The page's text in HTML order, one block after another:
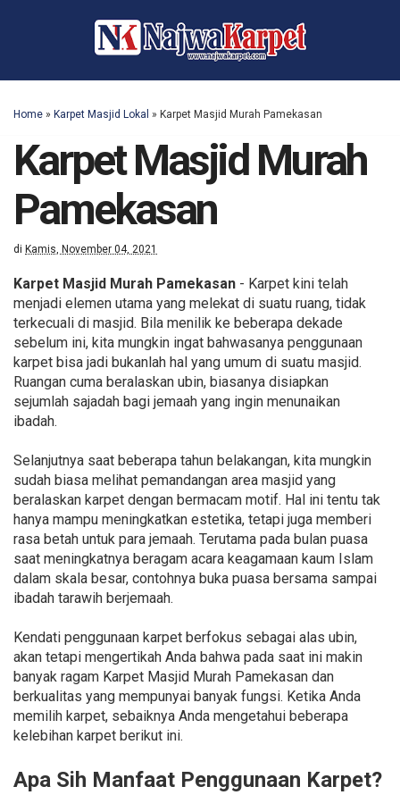
Home » Karpet Masjid Lokal » Karpet Masjid Murah Pamekasan
Karpet Masjid Murah
Pamekasan
di Kamis, November 04, 2021
Karpet Masjid Murah Pamekasan - Karpet kini telah
menjadi elemen utama yang melekat di suatu ruang, tidak
terkecuali di masjid. Bila menilik ke beberapa dekade
sebelum ini, kita mungkin ingat bahwasanya penggunaan
karpet bisa jadi bukanlah hal yang umum di suatu masjid.
Ruangan cuma beralaskan ubin, biasanya disiapkan
sejumlah sajadah bagi jemaah yang ingin menunaikan
ibadah.
Selanjutnya saat beberapa tahun belakangan, kita mungkin
sudah biasa melihat pemandangan area masjid yang
beralaskan karpet dengan bermacam motif. Hal ini tentu tak
hanya mampu meningkatkan estetika, tetapi juga memberi
rasa betah untuk para jemaah. Terutama pada bulan puasa
saat meningkatnya beragam acara keagamaan kaum Islam
dalam skala besar, contohnya buka puasa bersama sampai
ibadah tarawih berjemaah.
Kendati penggunaan karpet berfokus sebagai alas ubin,
akan tetapi mengertikah Anda bahwa pada saat ini makin
banyak ragam Karpet Masjid Murah Pamekasan dan
berkualitas yang mempunyai banyak fungsi. Ketika Anda
memilih karpet, sebaiknya Anda mengetahui beberapa
kelebihan karpet berikut ini.
Apa Sih Manfaat Penggunaan Karpet?